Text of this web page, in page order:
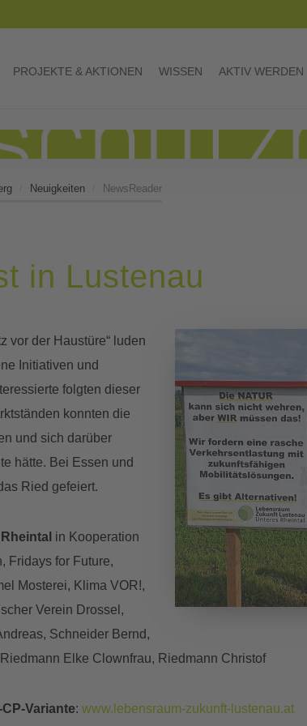
PROJEKTE & AKTIONEN WISSEN AKTIV WERDEN
Neuigkeiten NewsReader
in Lustenau
vor der Haustüre“ luden
Initiativen und
folgten dieser
konnten die
und sich darüber
hätte. Bei Essen und
Ried gefeiert.
in Kooperation
Fridays for Future,
Mosterei, Klima VOR!,
Verein Drossel,
Schneider Bernd,
Elke Clownfrau, Riedmann Christof
Variante: www.lebensraum-zukunft-lustenau.at